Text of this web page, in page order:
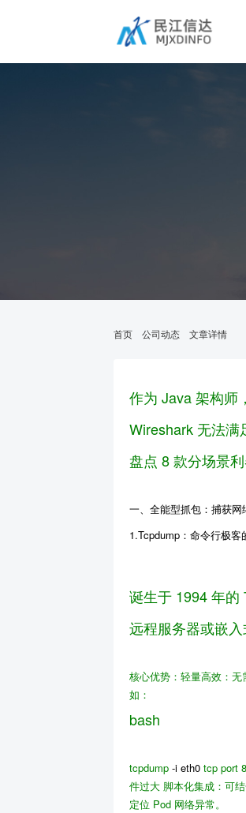
首页 公司动态 文章详情
作为 Java 架构师
Wireshark 无法满
盘点 8 款分场景
一、全能型抓包：捕获
1.Tcpdump：命令行极客
诞生于 1994 年的
远程服务器或嵌入
核心优势 ：轻量高效 ：
如：
bash
tcpdump -i eth0tcp port
件过大 脚本化集成 ：可
定位 Pod 网络异常。